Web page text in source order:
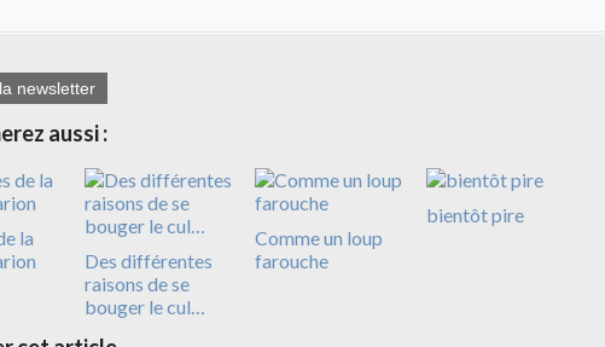
newsletter
aussi :
la
Des différentes
raisons de se
bouger le cul…
Comme un loup
farouche
bientôt pire